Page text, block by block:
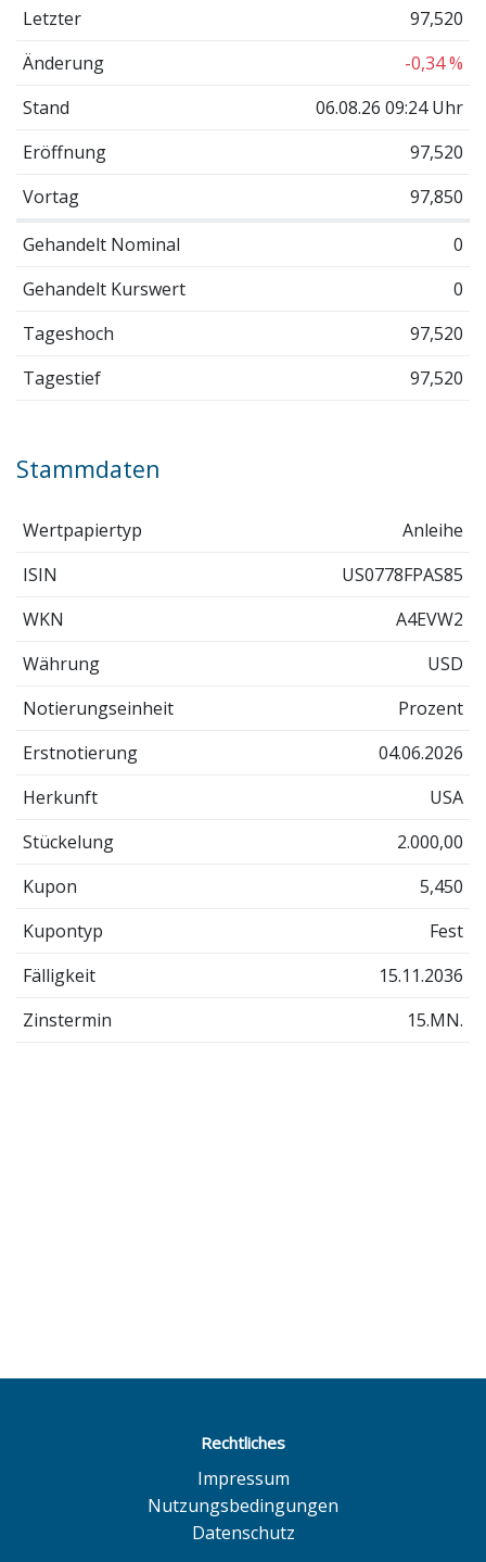
Letzter
97,520
Änderung
-0,34 %
Stand
06.08.26 09:24 Uhr
Eröffnung
97,520
Vortag
97,850
Gehandelt Nominal
0
Gehandelt Kurswert
0
Tageshoch
97,520
Tagestief
97,520
Stammdaten
Wertpapiertyp
Anleihe
ISIN
US0778FPAS85
WKN
A4EVW2
Währung
USD
Notierungseinheit
Prozent
Erstnotierung
04.06.2026
Herkunft
USA
Stückelung
2.000,00
Kupon
5,450
Kupontyp
Fest
Fälligkeit
15.11.2036
Zinstermin
15.MN.
Rechtliches
Impressum
Nutzungsbedingungen
Datenschutz